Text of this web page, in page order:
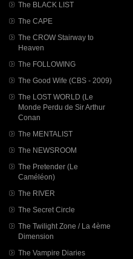
The BLACK LIST
The CAPE
The CROW Stairway to
Heaven
The FOLLOWING
The Good Wife (CBS - 2009)
The LOST WORLD (Le
Monde Perdu de Sir Arthur
Conan
The MENTALIST
The NEWSROOM
The Pretender (Le
Caméléon)
The RIVER
The Secret Circle
The Twilight Zone / La 4ème
Dimension
The Vampire Diaries